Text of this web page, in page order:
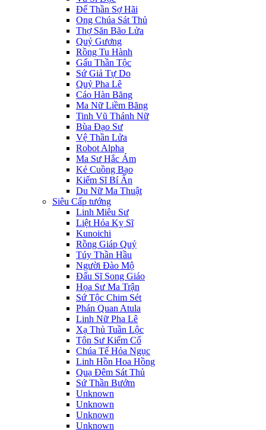
Đế Thần Sợ Hãi
Ong Chúa Sát Thủ
Thợ Săn Bão Lửa
Quỷ Gương
Rồng Tu Hành
Gấu Thần Tộc
Sứ Giả Tự Do
Quỷ Pha Lê
Cáo Hàn Băng
Ma Nữ Liềm Băng
Tinh Vũ Thánh Nữ
Bùa Đạo Sư
Vệ Thần Lửa
Robot Alpha
Ma Sư Hắc Ám
Kẻ Cuồng Bạo
Kiếm Sĩ Bí Ẩn
Du Nữ Ma Thuật
Siêu Cấp tướng
Linh Miêu Sư
Liệt Hỏa Kỵ Sĩ
Kunoichi
Rồng Giáp Quỷ
Túy Thần Hầu
Người Đào Mộ
Đấu Sĩ Song Giáo
Họa Sư Ma Trận
Sứ Tộc Chim Sét
Phán Quan Atula
Linh Nữ Pha Lê
Xạ Thủ Tuần Lộc
Tôn Sư Kiếm Cổ
Chúa Tể Hỏa Ngục
Linh Hồn Hoa Hồng
Quạ Đêm Sát Thủ
Sứ Thần Bướm
Unknown
Unknown
Unknown
Unknown